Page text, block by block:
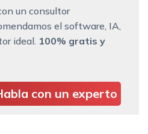
un consultor
el software, IA,
ideal. 100% gratis y
con un experto